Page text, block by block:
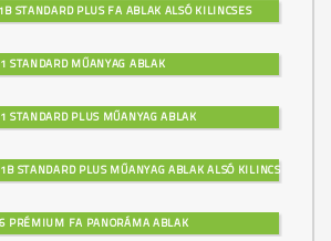
STANDARD PLUS FA ABLAK ALSÓ KILINCSES
STANDARD MŰANYAG ABLAK
STANDARD PLUS MŰANYAG ABLAK
STANDARD PLUS MŰANYAG ABLAK ALSÓ KILINCSES
PRÉMIUM FA PANORÁMA ABLAK